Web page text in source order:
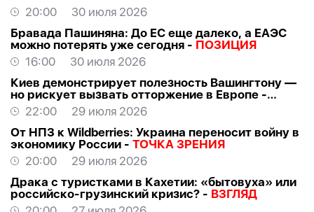
20:00
30 июля 2026
Бравада Пашиняна: До ЕС еще далеко, а ЕАЭС
можно потерять уже сегодня - ПОЗИЦИЯ
16:00
30 июля 2026
Киев демонстрирует полезность Вашингтону —
но рискует вызвать отторжение в Европе -
ВЗГЛЯД
22:00
29 июля 2026
От НПЗ к Wildberries: Украина переносит войну в
экономику России - ТОЧКА ЗРЕНИЯ
20:00
29 июля 2026
Драка с туристками в Кахетии: «бытовуха» или
российско-грузинский кризис? - ВЗГЛЯД